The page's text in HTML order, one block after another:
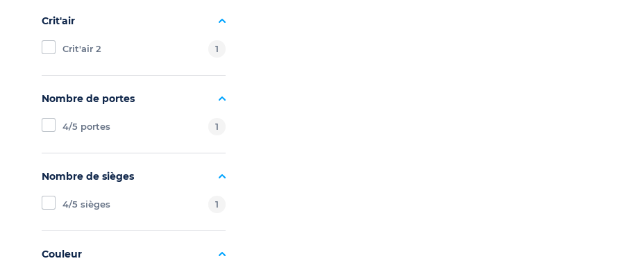
Crit'air
Crit'air 2 1
Nombre de portes
4/5 portes 1
Nombre de sièges
4/5 sièges 1
Couleur